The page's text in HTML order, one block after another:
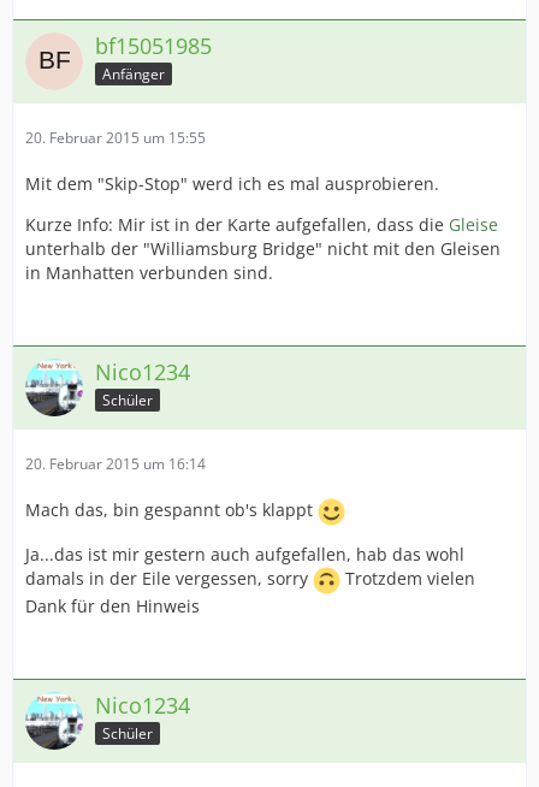
bf15051985
Anfänger
20. Februar 2015 um 15:55
Mit dem "Skip-Stop" werd ich es mal ausprobieren.
Kurze Info: Mir ist in der Karte aufgefallen, dass die Gleise
unterhalb der "Williamsburg Bridge" nicht mit den Gleisen
in Manhatten verbunden sind.
Nico1234
Schüler
20. Februar 2015 um 16:14
Mach das, bin gespannt ob's klappt
Ja...das ist mir gestern auch aufgefallen, hab das wohl
damals in der Eile vergessen, sorry
Trotzdem vielen
Dank für den Hinweis
Nico1234
Schüler